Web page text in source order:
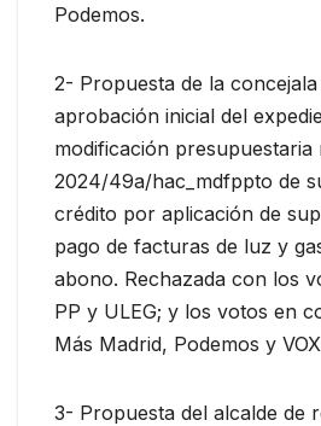
Podemos.
2- Propuesta de la
aprobación inicial del
modificación presupuestaria
2024/49a/hac_mdfppto de
crédito por aplicación de
pago de facturas de luz y
abono. Rechazada con los
PP y ULEG; y los votos en
Más Madrid, Podemos y
3- Propuesta del alcalde de